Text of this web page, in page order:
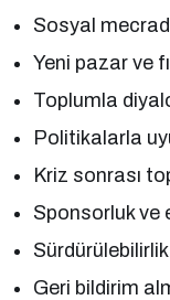
Sosyal
Yeni pazar ve
Toplumla
Politikalarla
Kriz sonrası
Sponsorluk ve
Geri bildirim